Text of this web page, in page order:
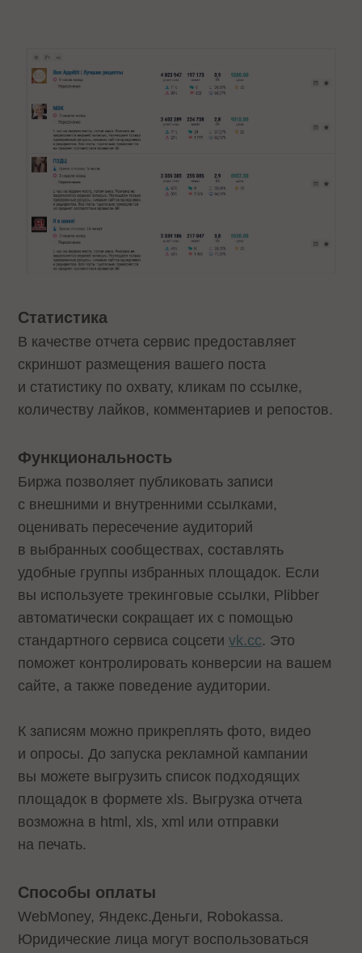
Статистика
В качестве отчета сервис предоставляет
скриншот размещения вашего поста
и статистику по охвату, кликам по ссылке,
количеству лайков, комментариев и репостов.
Функциональность
Биржа позволяет публиковать записи
с внешними и внутренними ссылками,
оценивать пересечение аудиторий
в выбранных сообществах, составлять
удобные группы избранных площадок. Если
вы используете трекинговые ссылки, Plibber
автоматически сокращает их с помощью
стандартного сервиса соцсетиvk.cc. Это
поможет контролировать конверсии на вашем
сайте, а также поведение аудитории.
К записям можно прикреплять фото, видео
и опросы. До запуска рекламной кампании
вы можете выгрузить список подходящих
площадок в формете xls. Выгрузка отчета
возможна в html, xls, xml или отправки
на печать.
Способы оплаты
WebMoney, Яндекс.Деньги, Robokassa.
Юридические лица могут воспользоваться